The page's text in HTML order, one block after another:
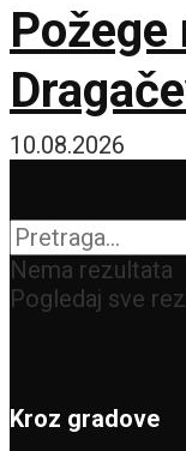
Požege
10.08.2026
Nema rezultata
Pogledaj sve
Kroz gradove